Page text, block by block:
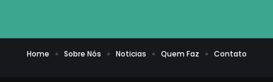
Home Sobre Nós Noticias Quem Faz Contato